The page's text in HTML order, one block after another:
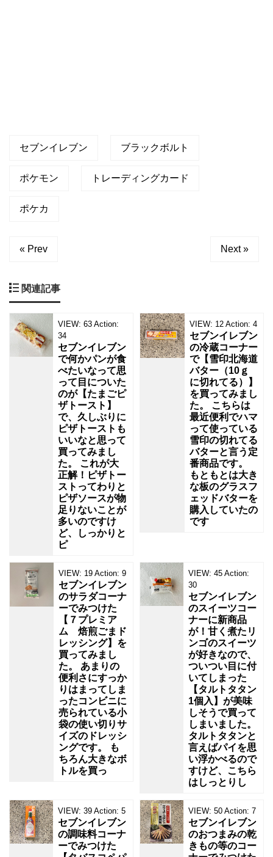
セブンイレブン ブラックボルト
ポケモン トレーディングカード
ポケカ
« Prev Next »
関連記事
VIEW: 63 Action:
34
セブンイレブン
で何かパンが食
べたいなって思
って目についた
のが【たまごピ
ザトースト】
で、久しぶりに
ピザトーストも
いいなと思って
買ってみまし
た。 これが大
正解！ピザトー
ストってわりと
ピザソースが物
足りないことが
多いのですけ
ど、しっかりと
ピ
VIEW: 12 Action: 4
セブンイレブン
の冷蔵コーナー
で【雪印北海道
バター（10ｇ
に切れてる）】
を買ってみまし
た。 こちらは
最近便利でハマ
って使っている
雪印の切れてる
バターと言う定
番商品です。
もともとは大き
な板のグラスフ
ェッドバターを
購入していたの
です
VIEW: 19 Action: 9
セブンイレブン
のサラダコーナ
ーでみつけた
【７プレミア
ム 焙煎ごまド
レッシング】を
買ってみまし
た。 あまりの
便利さにすっか
りはまってしま
ったコンビニに
売られている小
袋の使い切りサ
イズのドレッシ
ングです。 も
ちろん大きなボ
トルを買っ
VIEW: 45 Action:
30
セブンイレブン
のスイーツコー
ナーに新商品
が！甘く煮たリ
ンゴのスイーツ
が好きなので、
ついつい目に付
いてしまった
【タルトタタン
1個入】が美味
しそうで買って
しまいました。
タルトタタンと
言えばパイを思
い浮かべるので
すけど、こちら
はしっとりし
VIEW: 39 Action: 5
セブンイレブン
の調味料コーナ
ーでみつけた
VIEW: 50 Action: 7
セブンイレブン
のおつまみの乾
きもの等のコー